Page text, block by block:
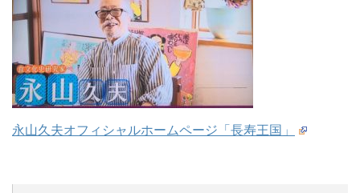
永山久夫オフィシャルホームページ「長寿王国」